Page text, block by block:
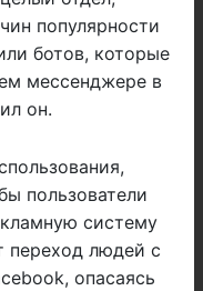
популярности
ботов, которые
мессенджере в
он.
пользователи
систему
переход людей с
опасаясь